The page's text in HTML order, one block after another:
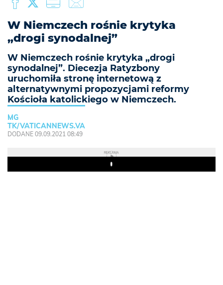
W Niemczech rośnie krytyka
„drogi synodalnej”
W Niemczech rośnie krytyka „drogi
synodalnej”. Diecezja Ratyzbony
uruchomiła stronę internetową z
alternatywnymi propozycjami reformy
Kościoła katolickiego w Niemczech.
MG
TK/VATICANNEWS.VA
DODANE 09.09.2021 08:49
REKLAMA
Play